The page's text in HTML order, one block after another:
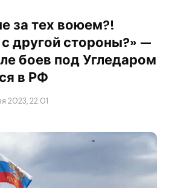
за тех воюем?!
другой стороны?» —
боев под Угледаром
в РФ
2023, 22:01